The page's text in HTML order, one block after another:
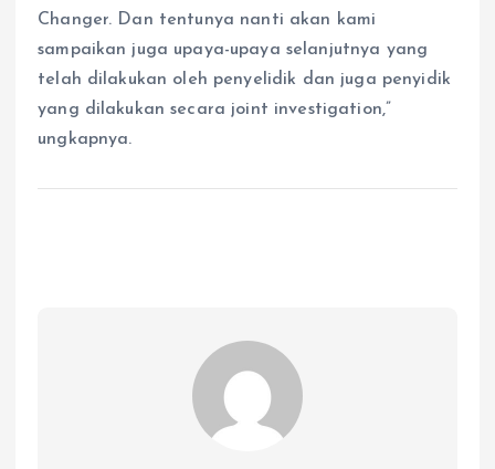
Changer. Dan tentunya nanti akan kami
sampaikan juga upaya-upaya selanjutnya yang
telah dilakukan oleh penyelidik dan juga penyidik
yang dilakukan secara joint investigation,”
ungkapnya.